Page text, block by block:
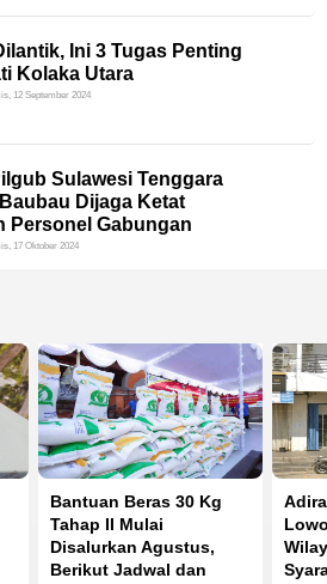
Ini 3 Tugas Penting
Kolaka Utara
12 September 2024
Sulawesi Tenggara
Dijaga Ketat
Personel Gabungan
17 Oktober 2024
Bantuan Beras 30 Kg
Tahap II Mulai
Disalurkan Agustus,
Berikut Jadwal dan